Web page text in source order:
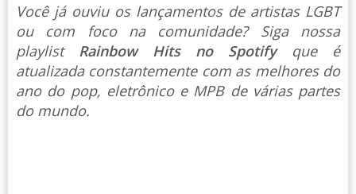
Você já ouviu os lançamentos de artistas LGBT
ou com foco na comunidade? Siga nossa
playlist Rainbow Hits no Spotify que é
atualizada constantemente com as melhores do
ano do pop, eletrônico e MPB de várias partes
do mundo.